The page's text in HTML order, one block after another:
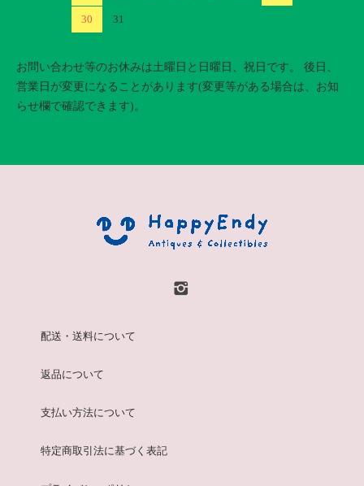
30 31
お問い合わせ等のお休みは土曜日と日曜日、祝日です。 後日、
営業日が変更になることがあります(変更等がある場合は、お知
らせ欄で確認できます)。
配送・送料について
返品について
支払い方法について
特定商取引法に基づく表記